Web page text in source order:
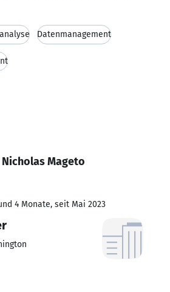
Datenmanagement
Mageto
4 Monate, seit Mai 2023